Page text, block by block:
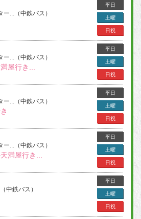
...（中鉄バス）
平日
土曜
日祝
...（中鉄バス）
屋行き...
平日
土曜
日祝
...（中鉄バス）
平日
土曜
日祝
...（中鉄バス）
満屋行き...
平日
土曜
日祝
中鉄バス）
平日
土曜
日祝